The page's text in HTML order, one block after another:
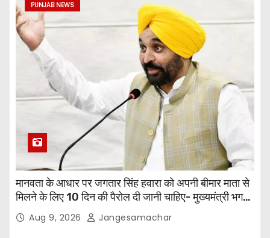
PUNJAB NEWS
मानवता के आधार पर जगतार सिंह हवारा को अपनी बीमार माता से
मिलने के लिए 10 दिन की पैरोल दी जानी चाहिए- मुख्यमंत्री भगवंत
सिंह मानAug 9, 2026 Jangesamachar